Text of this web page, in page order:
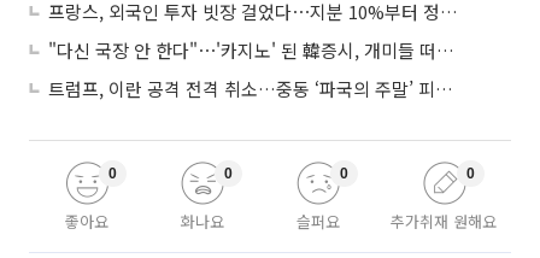
프랑스, 외국인 투자 빗장 걸었다⋯지분 10%부터 정부가 승인
"다신 국장 안 한다"⋯'카지노' 된 韓증시, 개미들 떠난다
트럼프, 이란 공격 전격 취소…중동 ‘파국의 주말’ 피했다
좋아요
0
화나요
0
슬퍼요
0
추가취재 원해요
0